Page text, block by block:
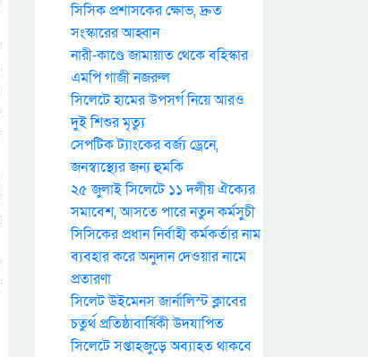
সিসিক প্রশাসকের ক্ষোভ, দ্রুত
সংস্কারের আহ্বান
নারী-কাণ্ডে জামায়াত থেকে বহিস্কার
এমপি গাজী নজরুল
সিলেটে হামের উপসর্গ নিয়ে আরও
দুই শিশুর মৃত্যু
সেপটিক ট্যাংকের বর্জ্য ড্রেনে,
জনস্বাস্থ্যের জন্য হুমকি
২৫ জুলাই সিলেটে ১১ দলীয় ঐক্যের
সমাবেশ, আসতে পারে নতুন কর্মসুচী
সিসিকের প্রধান নির্বাহী কর্মকর্তার নাম
ব্যবহার করে অনুদান দেওয়ার নামে
প্রতারণা
সিলেট উইমেনস জার্নালিস্ট ক্লাবের
চতুর্থ প্রতিষ্ঠাবার্ষিকী উদযাপিত
সিলেটে সপ্তাহজুড়ে অব্যাহত থাকবে